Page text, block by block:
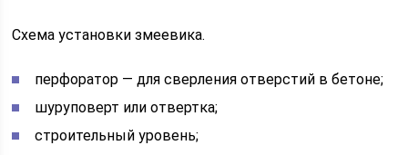
Схема установки змеевика.
перфоратор — для сверления отверстий в бетоне;
шуруповерт или отвертка;
строительный уровень;